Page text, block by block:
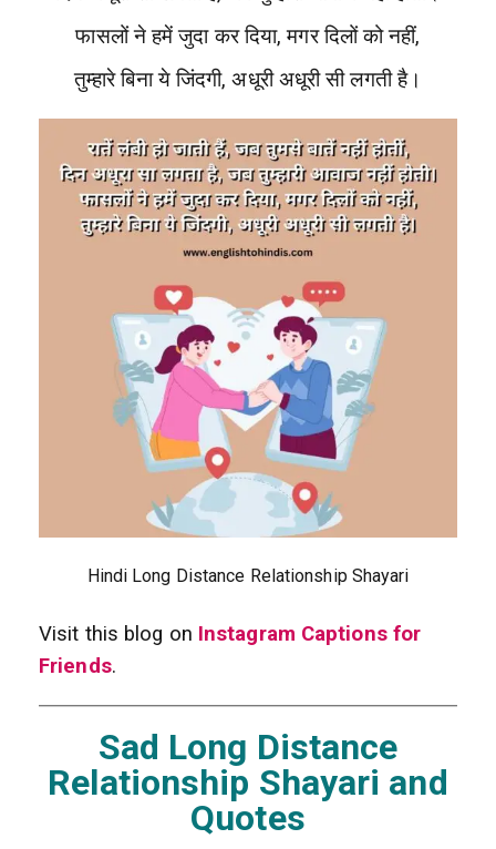
फासलों ने हमें जुदा कर दिया, मगर दिलों को नहीं,
तुम्हारे बिना ये जिंदगी, अधूरी अधूरी सी लगती है।
Hindi Long Distance Relationship Shayari
Visit this blog on Instagram Captions for
Friends.
Sad Long Distance
Relationship Shayari and
Quotes